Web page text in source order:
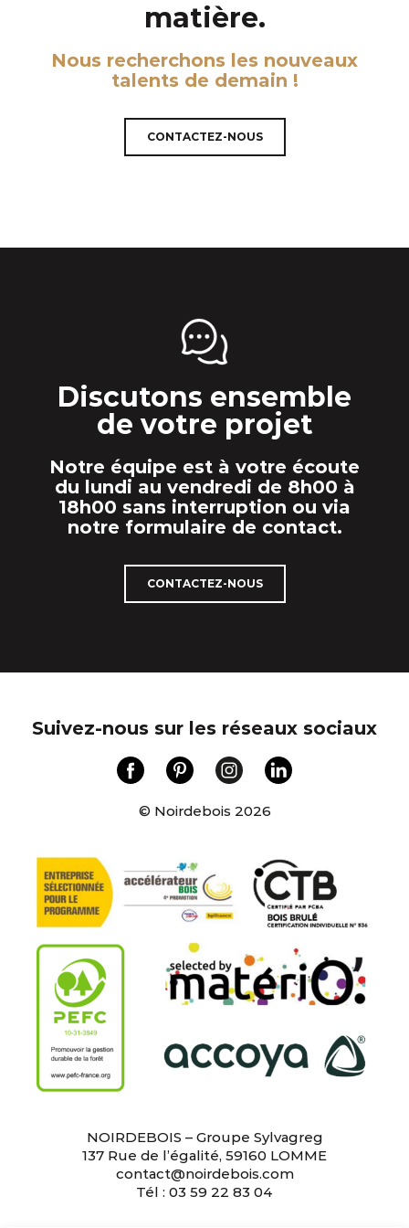
matière.
Nous recherchons les nouveaux
talents de demain !
CONTACTEZ-NOUS
Discutons ensemble
de votre projet
Notre équipe est à votre écoute
du lundi au vendredi de 8h00 à
18h00 sans interruption ou via
notre formulaire de contact.
CONTACTEZ-NOUS
Suivez-nous sur les réseaux sociaux
© Noirdebois 2026
NOIRDEBOIS – Groupe Sylvagreg
137 Rue de l’égalité, 59160 LOMME
contact@noirdebois.com
Tél : 03 59 22 83 04